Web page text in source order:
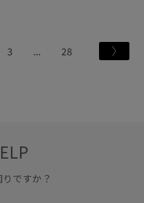
3 28
ですか？